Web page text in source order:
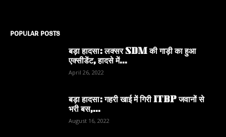
POPULAR POSTS
बड़ा हादसा: लक्सर SDM की गाड़ी का हुआ
एक्सीडेंट, हादसे में...
April 26, 2022
बड़ा हादसा: गहरी खाई में गिरी ITBP जवानों से
भरी बस,...
August 16, 2022